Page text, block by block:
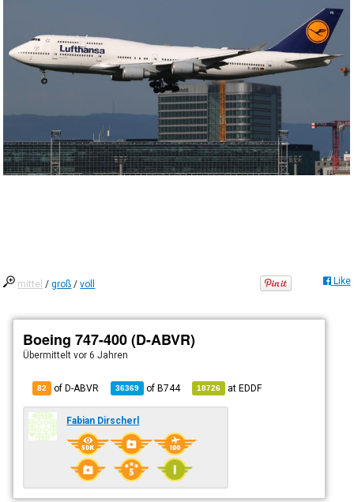
mittel /groß /voll Like
Boeing 747-400 (D-ABVR)
Übermitteltvor 6 Jahren
82 of D-ABVR 36369 ofB744 18726 atEDDF
Fabian Dirscherl